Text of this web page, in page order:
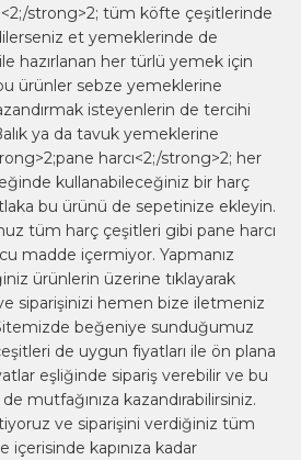
strong>2; tüm köfte çeşitlerinde
et yemeklerinde de
hazırlanan her türlü yemek için
ürünler sebze yemeklerine
isteyenlerin de tercihi
ya da tavuk yemeklerine
harcı<2;/strong>2; her
kullanabileceğiniz bir harç
bu ürünü de sepetinize ekleyin.
tüm harç çeşitleri gibi pane harcı
madde içermiyor. Yapmanız
ürünlerin üzerine tıklayarak
siparişinizi hemen bize iletmeniz
beğeniye sunduğumuz
de uygun fiyatları ile ön plana
eşliğinde sipariş verebilir ve bu
mutfağınıza kazandırabilirsiniz.
ve siparişini verdiğiniz tüm
içerisinde kapınıza kadar